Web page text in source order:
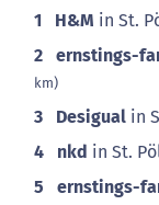
1 H&M in St.
2 ernstings-
km)
3 Desigual in
4 nkd in St.
5 ernstings-